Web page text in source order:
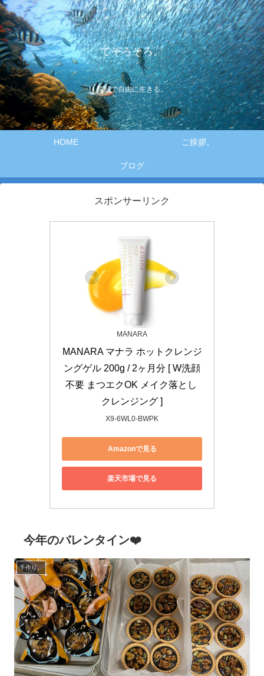
てそろそろ。
笑顔で自由に生きる。
HOME ご挨拶。
ブログ
スポンサーリンク
MANARA
MANARA マナラ ホットクレンジ
ングゲル 200g / 2ヶ月分 [ W洗顔
不要 まつエクOK メイク落とし
クレンジング ]
X9-6WL0-BWPK
Amazonで見る
楽天市場で見る
今年のバレンタイン❤️
手作り。